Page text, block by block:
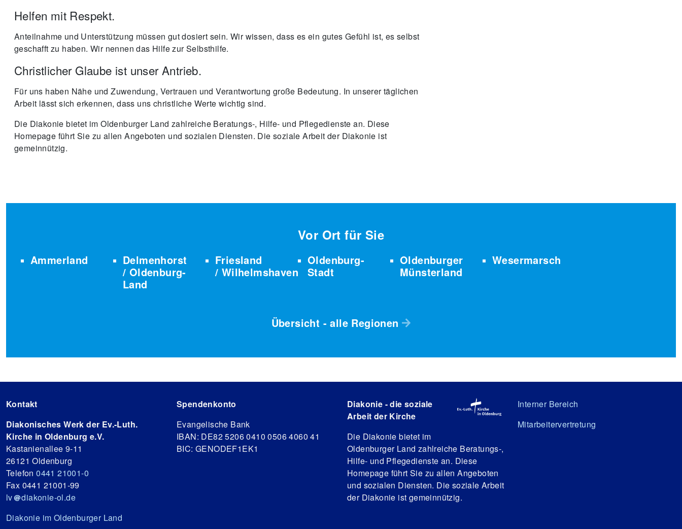
Helfen mit Respekt.
Anteilnahme und Unterstützung müssen gut dosiert sein. Wir wissen, dass es ein gutes Gefühl ist, es selbst
geschafft zu haben. Wir nennen das Hilfe zur Selbsthilfe.
Christlicher Glaube ist unser Antrieb.
Für uns haben Nähe und Zuwendung, Vertrauen und Verantwortung große Bedeutung. In unserer täglichen
Arbeit lässt sich erkennen, dass uns christliche Werte wichtig sind.
Die Diakonie bietet im Oldenburger Land zahlreiche Beratungs-, Hilfe- und Pflegedienste an. Diese
Homepage führt Sie zu allen Angeboten und sozialen Diensten. Die soziale Arbeit der Diakonie ist
gemeinnützig.
Vor Ort für Sie
Ammerland
Delmenhorst
/ Oldenburg-
Land
Friesland
/ Wilhelmshaven
Oldenburg-
Stadt
Oldenburger
Münsterland
Wesermarsch
Übersicht - alle Regionen
Kontakt
Diakonisches Werk der Ev.-Luth.
Kirche in Oldenburg e.V.
Kastanienallee 9-11
26121 Oldenburg
Telefon0441 21001-0
Fax 0441 21001-99
lv
diakonie-ol.de
Diakonie im Oldenburger Land
Spendenkonto
Evangelische Bank
IBAN: DE82 5206 0410 0506 4060 41
BIC: GENODEF1EK1
Diakonie - die soziale
Arbeit der Kirche
Die Diakonie bietet im
Oldenburger Land zahlreiche Beratungs-,
Hilfe- und Pflegedienste an. Diese
Homepage führt Sie zu allen Angeboten
und sozialen Diensten. Die soziale Arbeit
der Diakonie ist gemeinnützig.
Interner Bereich
Mitarbeitervertretung